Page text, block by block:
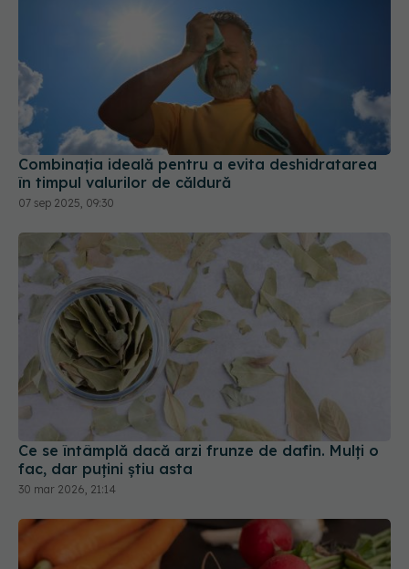
Combinația ideală pentru a evita deshidratarea
în timpul valurilor de căldură
07 sep 2025, 09:30
Ce se întâmplă dacă arzi frunze de dafin. Mulți o
fac, dar puțini știu asta
30 mar 2026, 21:14